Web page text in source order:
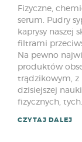
Fizyczne,
serum. Pudry
kaprysy naszej
filtrami
Na pewno
produktów
trądzikowym, z
dzisiejszej
fizycznych,
CZYTAJ DALEJ